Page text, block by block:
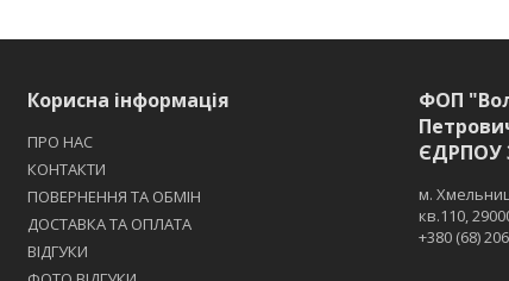
Корисна інформація
ПРО НАС
КОНТАКТИ
ПОВЕРНЕННЯ ТА ОБМІН
ДОСТАВКА ТА ОПЛАТА
ВІДГУКИ
ФОП
ЄДРПОУ
м.
кв.110,
+380 (68)